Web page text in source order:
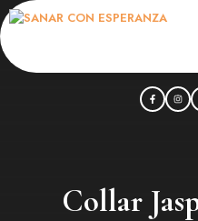
Saltar
al
contenido
Collar